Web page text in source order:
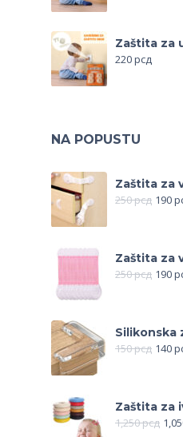
Zaštita za
220рсд
NA POPUSTU
Zaštita za
250рсд 190
Zaštita za
250рсд 190
Silikonska
150рсд 140
Zaštita za
1,250рсд